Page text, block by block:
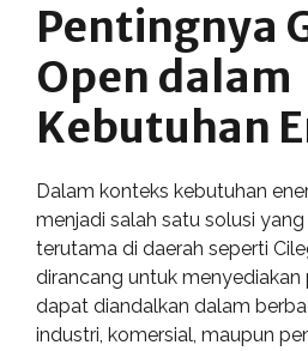
Pentingnya
Open dalam
Kebutuhan
Dalam konteks kebutuhan
menjadi salah satu solusi
terutama di daerah seperti
dirancang untuk menyediakan
dapat diandalkan dalam
industri, komersial, maupun